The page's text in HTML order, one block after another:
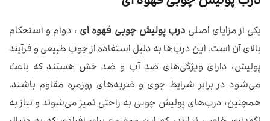
یکی از مزایای اصلی درب پولیش چوبی قهوه ای ، دوام و استحکام
بالای آن است. این درب‌ها به دلیل استفاده از چوب طبیعی و فرآیند
پولیش، دارای ویژگی‌های ضد آب و ضد خش هستند که باعث
می‌شود در برابر شرایط جوی و ضربه‌های روزمره مقاوم باشند.
همچنین، درب‌های پولیش چوبی به راحتی تمیز می‌شوند و نیاز به